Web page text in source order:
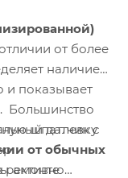
от более
наличие
и показывает
Большинство
шпатлевку
ремонте
датчик с
от обычных